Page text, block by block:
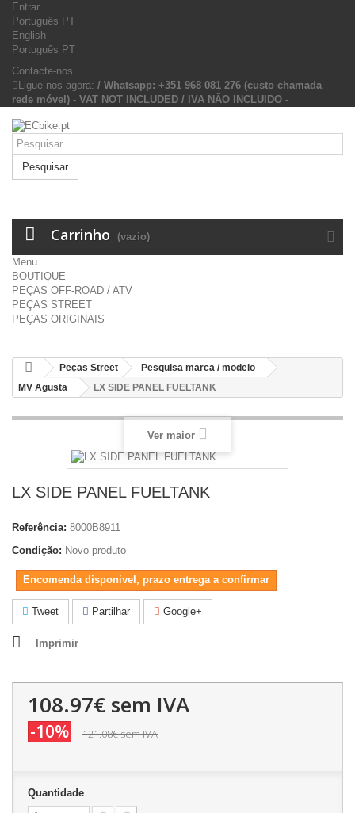
Entrar
Português PT
English
Português PT
Contacte-nos
Ligue-nos agora: / Whatsapp: +351 968 081 276 (custo chamada
rede móvel) - VAT NOT INCLUDED / IVA NÃO INCLUIDO -
Pesquisar
Carrinho (vazio)
Menu
BOUTIQUE
PEÇAS OFF-ROAD / ATV
PEÇAS STREET
PEÇAS ORIGINAIS
Peças Street
Pesquisa marca / modelo
MV Agusta
LX SIDE PANEL FUELTANK
Ver maior
LX SIDE PANEL FUELTANK
Referência: 8000B8911
Condição: Novo produto
Encomenda disponivel, prazo entrega a confirmar
Tweet Partilhar Google+
Imprimir
108.97€ sem IVA
-10% 121.08€sem IVA
Quantidade